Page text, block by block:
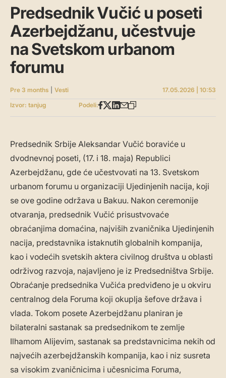
Predsednik Vučić u poseti
Azerbejdžanu, učestvuje
na Svetskom urbanom
forumu
Pre 3 months Vesti
17.05.2026 | 10:53
Izvor: tanjug
Podeli:
Predsednik Srbije Aleksandar Vučić boraviće u
dvodnevnoj poseti, (17. i 18. maja) Republici
Azerbejdžanu, gde će učestvovati na 13. Svetskom
urbanom forumu u organizaciji Ujedinjenih nacija, koji
se ove godine održava u Bakuu. Nakon ceremonije
otvaranja, predsednik Vučić prisustvovaće
obraćanjima domaćina, najviših zvaničnika Ujedinjenih
nacija, predstavnika istaknutih globalnih kompanija,
kao i vodećih svetskih aktera civilnog društva u oblasti
održivog razvoja, najavljeno je iz Predsedništva Srbije.
Obraćanje predsednika Vučića predviđeno je u okviru
centralnog dela Foruma koji okuplja šefove država i
vlada. Tokom posete Azerbejdžanu planiran je
bilateralni sastanak sa predsednikom te zemlje
Ilhamom Alijevim, sastanak sa predstavnicima nekih od
najvećih azerbejdžanskih kompanija, kao i niz susreta
sa visokim zvaničnicima i učesnicima Foruma,